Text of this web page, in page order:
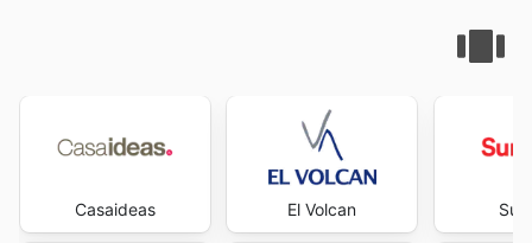
Casaideas El Volcan